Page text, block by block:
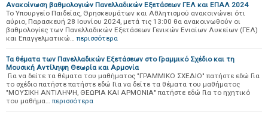
Ανακοίνωση βαθμολογιών Πανελλαδικών Εξετάσεων ΓΕΛ και ΕΠΑΛ 2024
Το Υπουργείο Παιδείας, Θρησκευμάτων και Αθλητισμού ανακοινώνει ότι
αύριο, Παρασκευή 28 Ιουνίου 2024, μετά τις 13:00 θα ανακοινωθούν οι
βαθμολογίες των Πανελλαδικών Εξετάσεων Γενικών Ενιαίων Λυκείων (ΓΕΛ)
και Επαγγελματικώ… περισσότερα
Τα θέματα των Πανελλαδικών Εξετάσεων στο Γραμμικό Σχέδιο και τη
Μουσική Αντίληψη Θεωρία και Αρμονία
Για να δείτε τα θέματα του μαθήματος "ΓΡΑΜΜΙΚΟ ΣΧΕΔΙΟ" πατήστε εδώ Για
το σχέδιο πατήστε πατήστε εδώ Για να δείτε τα θέματα του μαθήματος
"ΜΟΥΣΙΚΗ ΑΝΤΙΛΗΨΗ, ΘΕΩΡΙΑ ΚΑΙ ΑΡΜΟΝΙΑ" πατήστε εδώ Για το ηχητικό
του μαθήμα… περισσότερα